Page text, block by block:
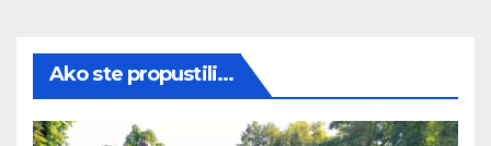
Ako ste propustili...